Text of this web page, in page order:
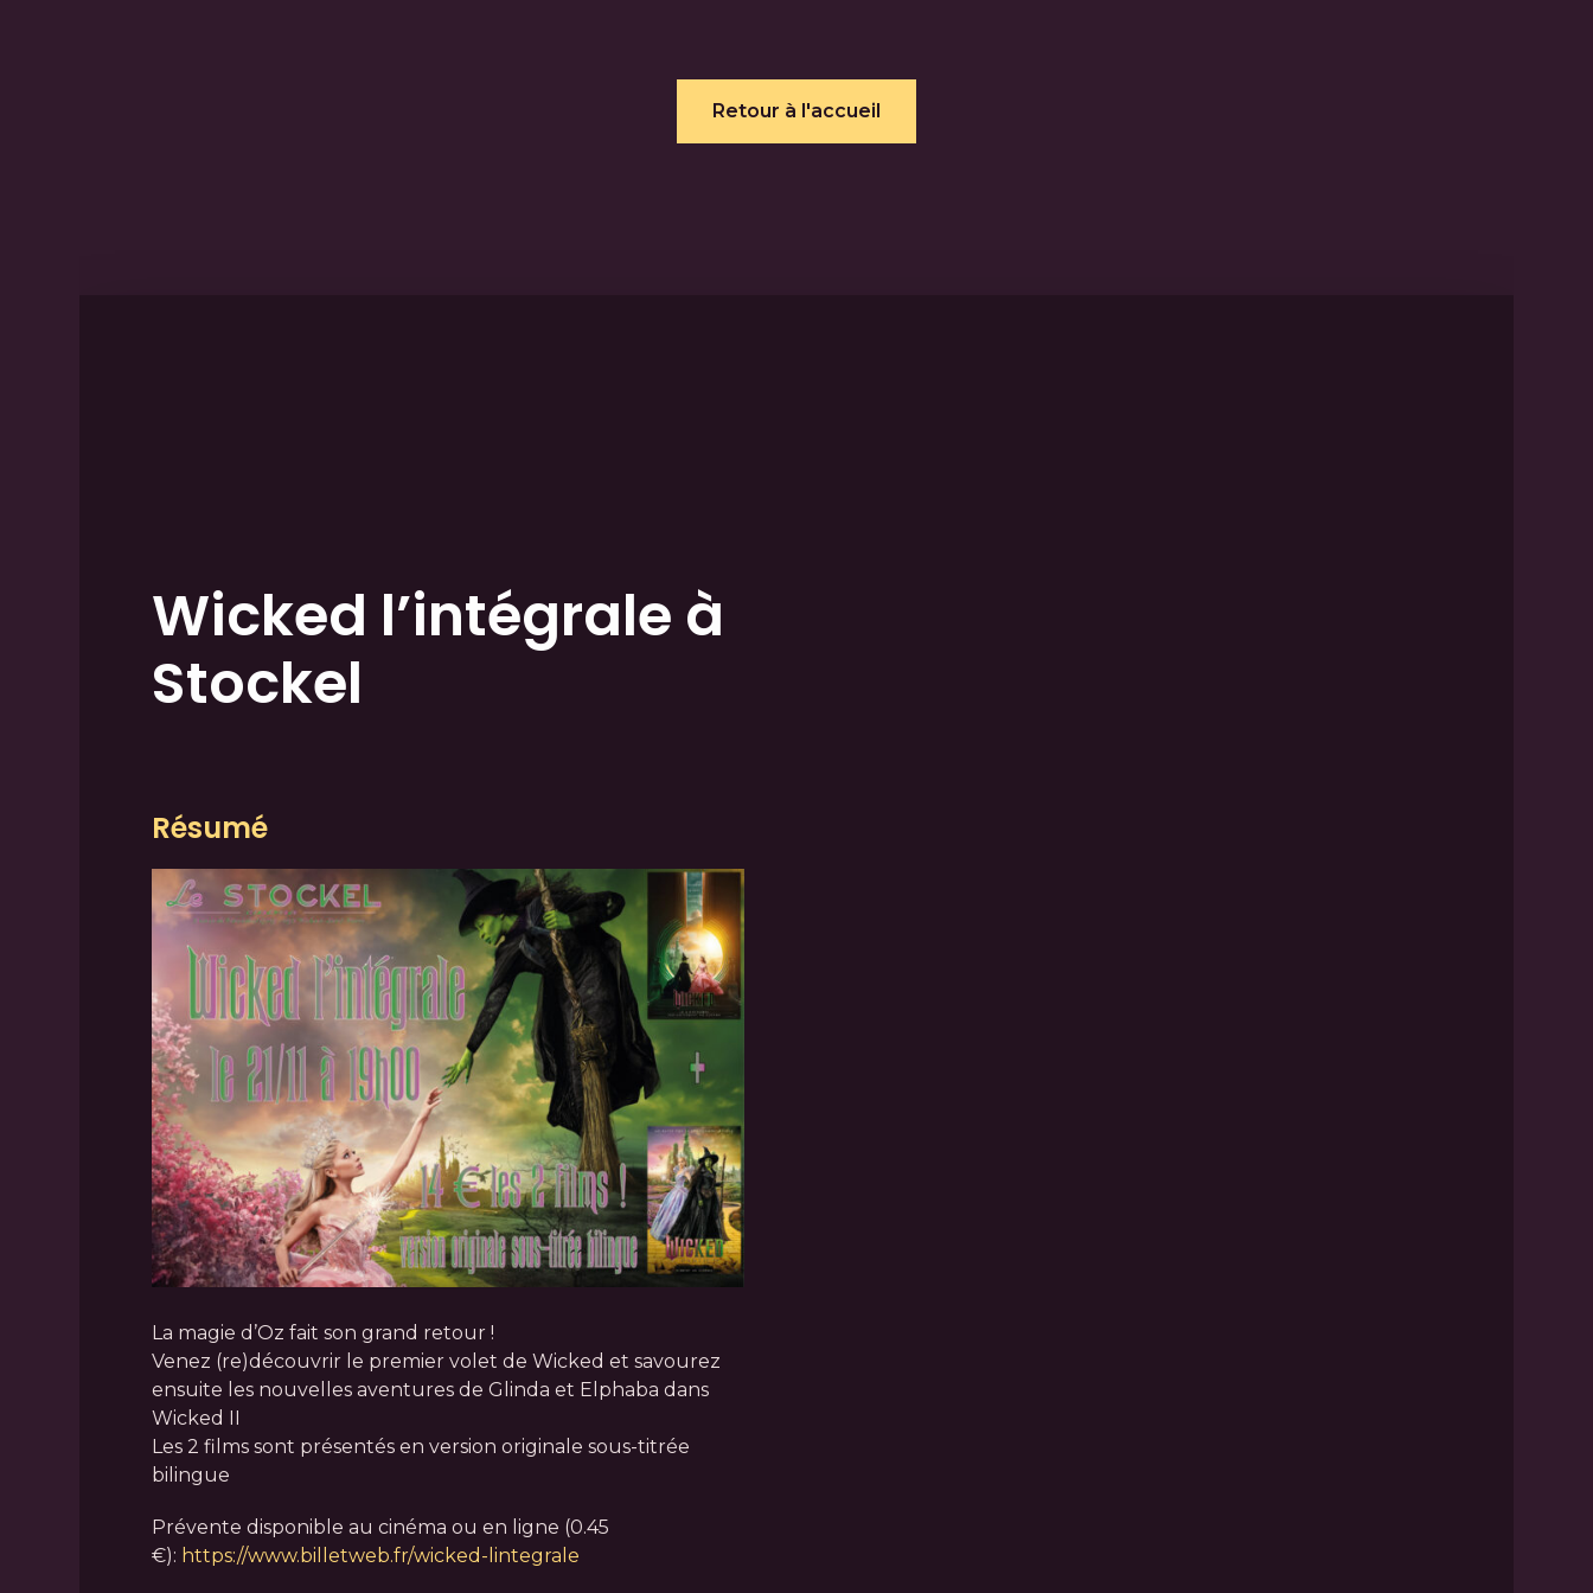
Retour à l'accueil
Wicked l’intégrale à
Stockel
Résumé
La magie d’Oz fait son grand retour !
Venez (re)découvrir le premier volet de Wicked et savourez
ensuite les nouvelles aventures de Glinda et Elphaba dans
Wicked II
Les 2 films sont présentés en version originale sous-titrée
bilingue
Prévente disponible au cinéma ou en ligne (0.45
€): https://www.billetweb.fr/wicked-lintegrale